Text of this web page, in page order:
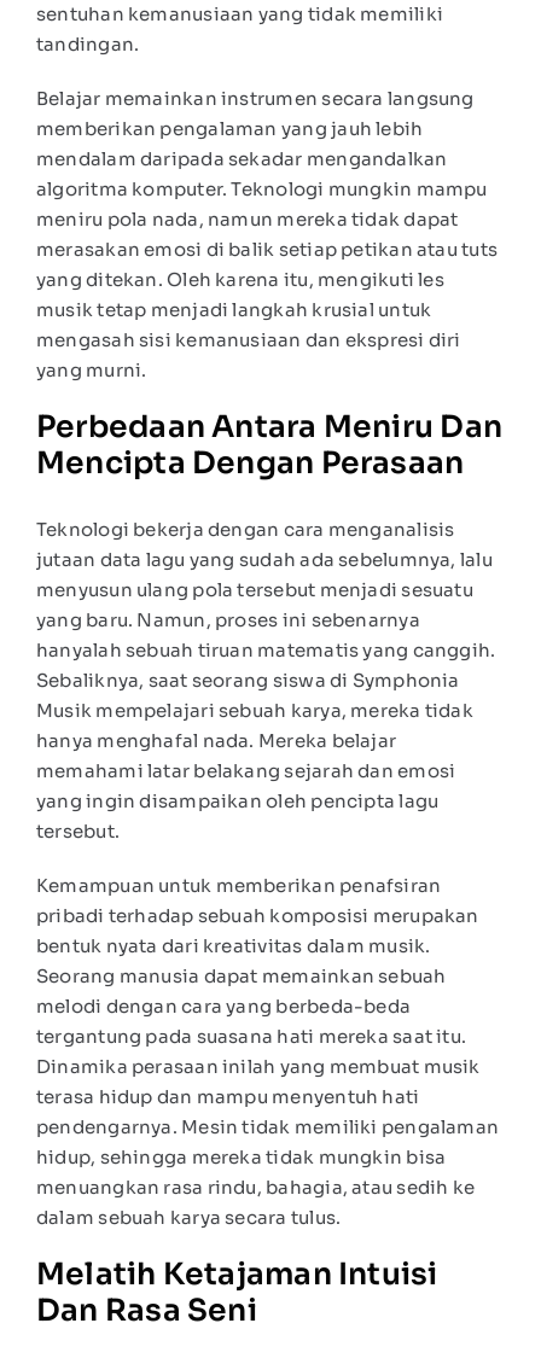
sentuhan kemanusiaan yang tidak memiliki
tandingan.
Belajar memainkan instrumen secara langsung
memberikan pengalaman yang jauh lebih
mendalam daripada sekadar mengandalkan
algoritma komputer. Teknologi mungkin mampu
meniru pola nada, namun mereka tidak dapat
merasakan emosi di balik setiap petikan atau tuts
yang ditekan. Oleh karena itu, mengikuti les
musik tetap menjadi langkah krusial untuk
mengasah sisi kemanusiaan dan ekspresi diri
yang murni.
Perbedaan Antara Meniru Dan
Mencipta Dengan Perasaan
Teknologi bekerja dengan cara menganalisis
jutaan data lagu yang sudah ada sebelumnya, lalu
menyusun ulang pola tersebut menjadi sesuatu
yang baru. Namun, proses ini sebenarnya
hanyalah sebuah tiruan matematis yang canggih.
Sebaliknya, saat seorang siswa di Symphonia
Musik mempelajari sebuah karya, mereka tidak
hanya menghafal nada. Mereka belajar
memahami latar belakang sejarah dan emosi
yang ingin disampaikan oleh pencipta lagu
tersebut.
Kemampuan untuk memberikan penafsiran
pribadi terhadap sebuah komposisi merupakan
bentuk nyata dari kreativitas dalam musik.
Seorang manusia dapat memainkan sebuah
melodi dengan cara yang berbeda-beda
tergantung pada suasana hati mereka saat itu.
Dinamika perasaan inilah yang membuat musik
terasa hidup dan mampu menyentuh hati
pendengarnya. Mesin tidak memiliki pengalaman
hidup, sehingga mereka tidak mungkin bisa
menuangkan rasa rindu, bahagia, atau sedih ke
dalam sebuah karya secara tulus.
Melatih Ketajaman Intuisi
Dan Rasa Seni